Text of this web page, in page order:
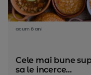
acum 8 ani
Cele mai bune
sa le incerce...